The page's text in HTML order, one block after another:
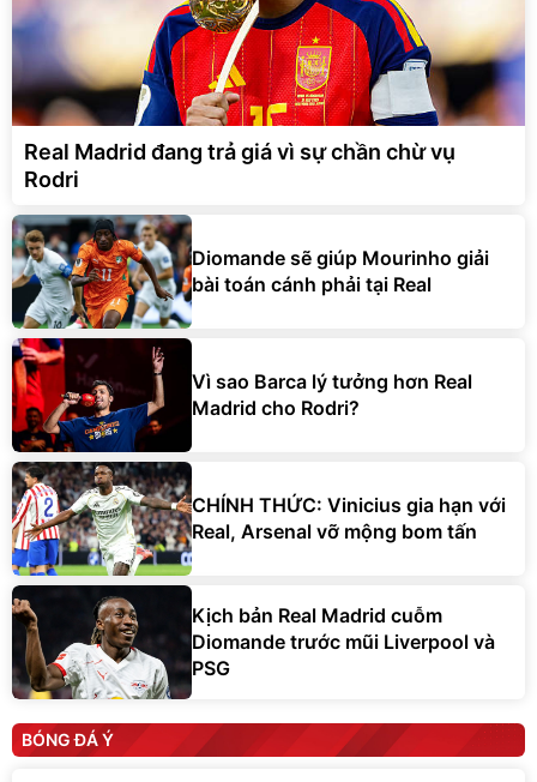
Real Madrid đang trả giá vì sự chần chừ vụ
Rodri
Diomande sẽ giúp Mourinho giải
bài toán cánh phải tại Real
Vì sao Barca lý tưởng hơn Real
Madrid cho Rodri?
CHÍNH THỨC: Vinicius gia hạn với
Real, Arsenal vỡ mộng bom tấn
Kịch bản Real Madrid cuỗm
Diomande trước mũi Liverpool và
PSG
BÓNG ĐÁ Ý